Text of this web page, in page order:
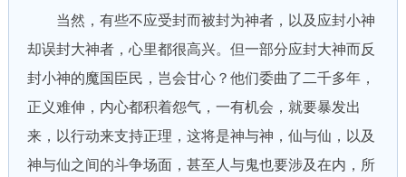
当然，有些不应受封而被封为神者，以及应封小神
却误封大神者，心里都很高兴。但一部分应封大神而反
封小神的魔国臣民，岂会甘心？他们委曲了二千多年，
正义难伸，内心都积着怨气，一有机会，就要暴发出
来，以行动来支持正理，这将是神与神，仙与仙，以及
神与仙之间的斗争场面，甚至人与鬼也要涉及在内，所